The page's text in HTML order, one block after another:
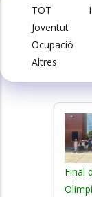
TOT
Joventut
Ocupació
Altres
Final